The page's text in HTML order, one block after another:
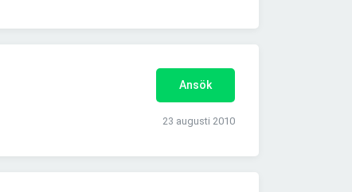
Ansök
23 augusti 2010